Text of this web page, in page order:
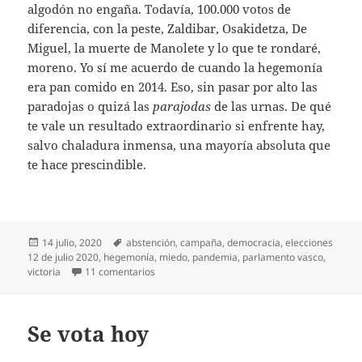
algodón no engaña. Todavía, 100.000 votos de
diferencia, con la peste, Zaldibar, Osakidetza, De
Miguel, la muerte de Manolete y lo que te rondaré,
moreno. Yo sí me acuerdo de cuando la hegemonía
era pan comido en 2014. Eso, sin pasar por alto las
paradojas o quizá las parajodas de las urnas. De qué
te vale un resultado extraordinario si enfrente hay,
salvo chaladura inmensa, una mayoría absoluta que
te hace prescindible.
Publicado
el
14 julio, 2020 Etiquetas
abstención,campaña,democracia,elecciones
12 de julio 2020, hegemonía, miedo, pandemia, parlamento vasco,
victoria
11 comentarios
Se vota hoy